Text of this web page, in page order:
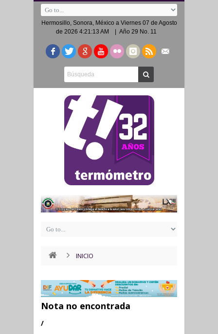
Hermosillo, Sonora, México a Viernes 07 de Agosto
de 2026 4:21:13 AM
| Año 29 No. 11
INICIO
Nota no encontrada
/